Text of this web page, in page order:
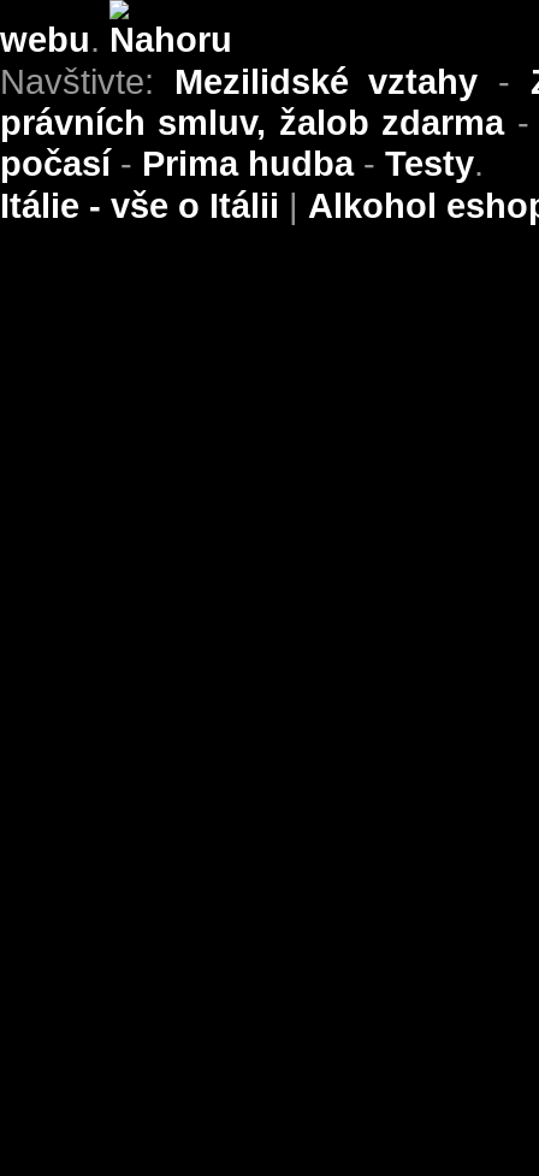
webu.
Navštivte: Mezilidské vztahy -
právních smluv, žalob zdarma
počasí- Prima hudba- Testy.
Itálie - vše o Itálii | Alkohol